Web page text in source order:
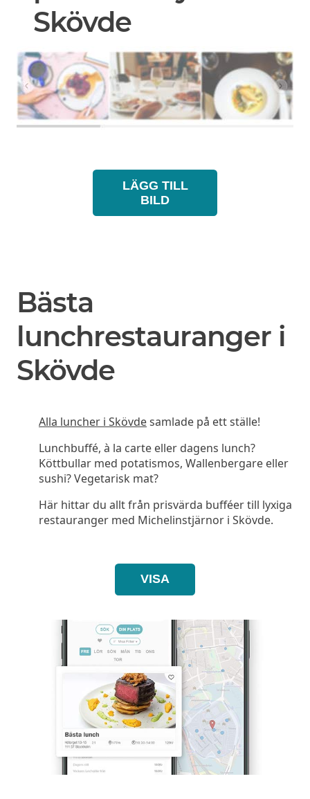
Skövde
LÄGG TILL
BILD
Bästa
lunchrestauranger i
Skövde
Alla luncher i Skövdesamlade på ett ställe!
Lunchbuffé, à la carte eller dagens lunch?
Köttbullar med potatismos, Wallenbergare eller
sushi? Vegetarisk mat?
Här hittar du allt från prisvärda bufféer till lyxiga
restauranger med Michelinstjärnor i Skövde.
VISA